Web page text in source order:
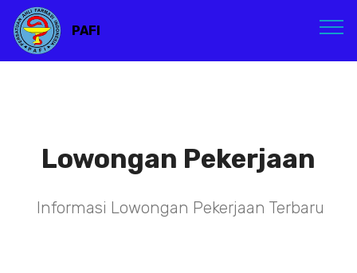
PAFI
Lowongan Pekerjaan
Informasi Lowongan Pekerjaan Terbaru